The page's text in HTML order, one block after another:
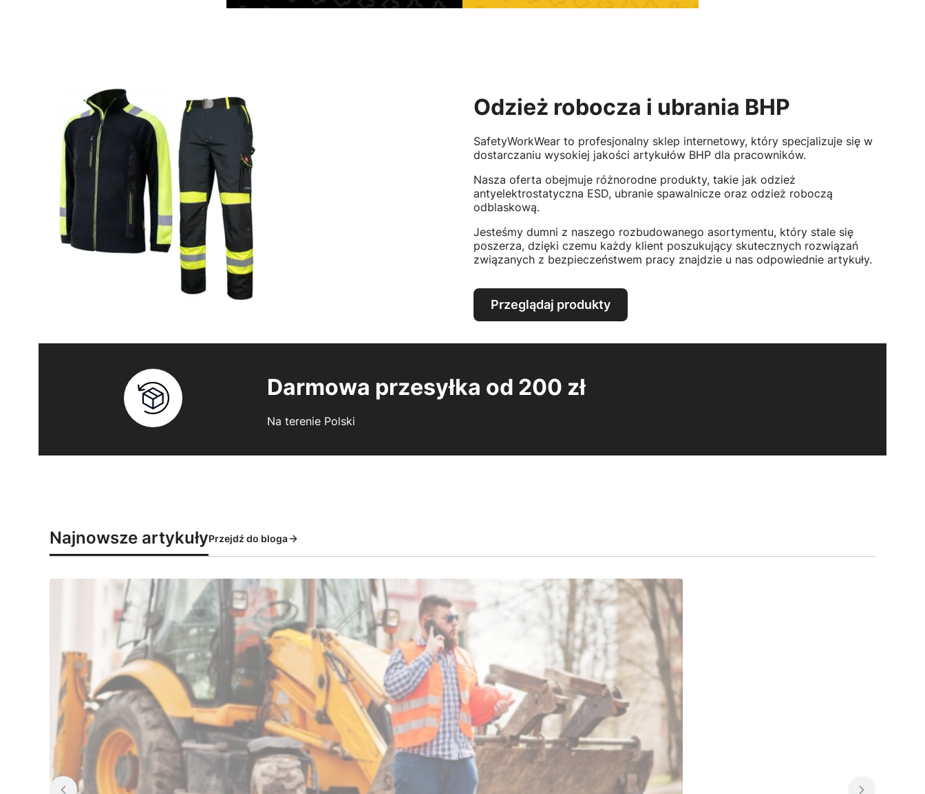
Odzież robocza i ubrania BHP
SafetyWorkWear to profesjonalny sklep internetowy, który specjalizuje się w
dostarczaniu wysokiej jakości artykułów BHP dla pracowników.
Nasza oferta obejmuje różnorodne produkty, takie jak odzież
antyelektrostatyczna ESD, ubranie spawalnicze oraz odzież roboczą
odblaskową.
Jesteśmy dumni z naszego rozbudowanego asortymentu, który stale się
poszerza, dzięki czemu każdy klient poszukujący skutecznych rozwiązań
związanych z bezpieczeństwem pracy znajdzie u nas odpowiednie artykuły.
Przeglądaj produkty
Darmowa przesyłka od 200 zł
Na terenie Polski
Najnowsze artykułyPrzejdź do bloga